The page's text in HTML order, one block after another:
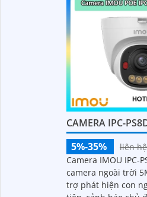
CAMERA IPC-
5%-35%
liên hệ
Camera IMOU IPC-
camera ngoài trời
trợ phát hiện con